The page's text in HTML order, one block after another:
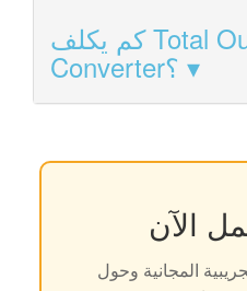
كم يكلف Total Outlook
Converter؟
المجانية وحول